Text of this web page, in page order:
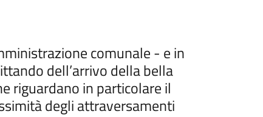
comunale - e in
dell’arrivo della bella
riguardano in particolare il
degli attraversamenti